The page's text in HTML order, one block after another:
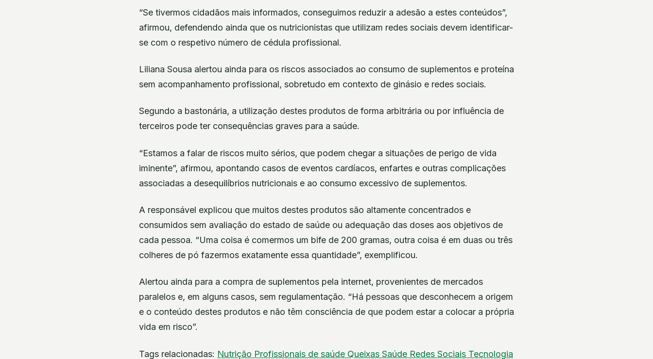
“Se tivermos cidadãos mais informados, conseguimos reduzir a adesão a estes conteúdos”,
afirmou, defendendo ainda que os nutricionistas que utilizam redes sociais devem identificar-
se com o respetivo número de cédula profissional.
Liliana Sousa alertou ainda para os riscos associados ao consumo de suplementos e proteína
sem acompanhamento profissional, sobretudo em contexto de ginásio e redes sociais.
Segundo a bastonária, a utilização destes produtos de forma arbitrária ou por influência de
terceiros pode ter consequências graves para a saúde.
“Estamos a falar de riscos muito sérios, que podem chegar a situações de perigo de vida
iminente”, afirmou, apontando casos de eventos cardíacos, enfartes e outras complicações
associadas a desequilíbrios nutricionais e ao consumo excessivo de suplementos.
A responsável explicou que muitos destes produtos são altamente concentrados e
consumidos sem avaliação do estado de saúde ou adequação das doses aos objetivos de
cada pessoa. “Uma coisa é comermos um bife de 200 gramas, outra coisa é em duas ou três
colheres de pó fazermos exatamente essa quantidade”, exemplificou.
Alertou ainda para a compra de suplementos pela internet, provenientes de mercados
paralelos e, em alguns casos, sem regulamentação. “Há pessoas que desconhecem a origem
e o conteúdo destes produtos e não têm consciência de que podem estar a colocar a própria
vida em risco”.
Tags relacionadas: Nutrição Profissionais de saúde Queixas Saúde Redes Sociais Tecnologia